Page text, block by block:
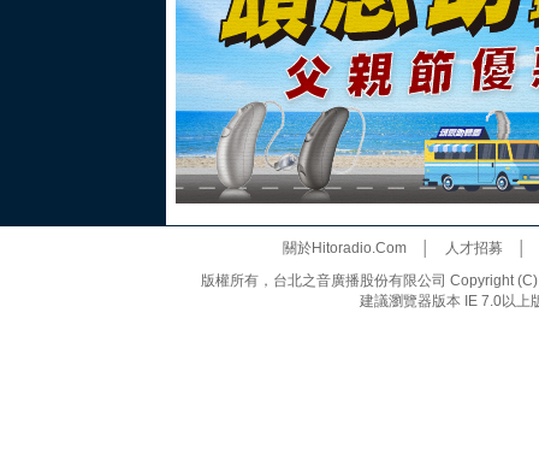
關於Hitoradio.Com│ 人才招募
版權所有，台北之音廣播股份有限公司 Copyright
建議瀏覽器版本 IE 7.0以上